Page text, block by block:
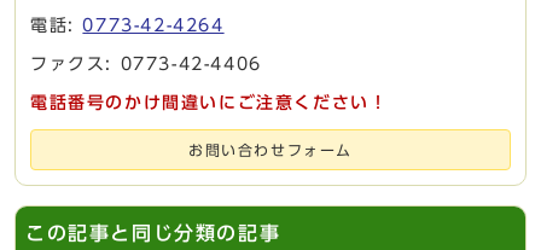
電話:0773-42-4264
ファクス: 0773-42-4406
電話番号のかけ間違いにご注意ください！
お問い合わせフォーム
この記事と同じ分類の記事